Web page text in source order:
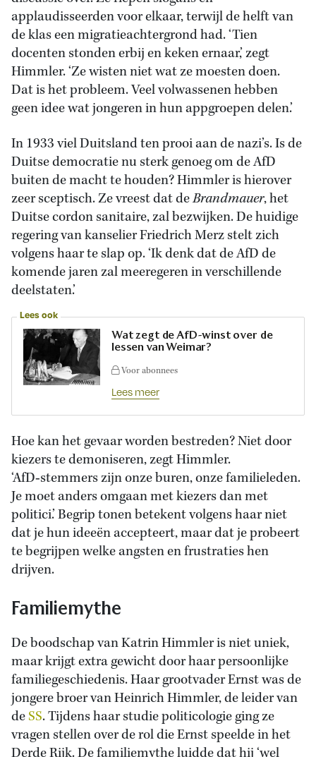
applaudisseerden voor elkaar, terwijl de helft van
de klas een migratieachtergrond had. ‘Tien
docenten stonden erbij en keken ernaar,’ zegt
Himmler. ‘Ze wisten niet wat ze moesten doen.
Dat is het probleem. Veel volwassenen hebben
geen idee wat jongeren in hun appgroepen delen.’
In 1933 viel Duitsland ten prooi aan de nazi’s. Is de
Duitse democratie nu sterk genoeg om de AfD
buiten de macht te houden? Himmler is hierover
zeer sceptisch. Ze vreest dat deBrandmauer, het
Duitse cordon sanitaire, zal bezwijken. De huidige
regering van kanselier Friedrich Merz stelt zich
volgens haar te slap op. ‘Ik denk dat de AfD de
komende jaren zal meeregeren in verschillende
deelstaten.’
Lees ook
Wat zegt de AfD-winst over de
lessen van Weimar?
Voor abonnees
Lees meer
Hoe kan het gevaar worden bestreden? Niet door
kiezers te demoniseren, zegt Himmler.
‘AfD‑stemmers zijn onze buren, onze familieleden.
Je moet anders omgaan met kiezers dan met
politici.’ Begrip tonen betekent volgens haar niet
dat je hun ideeën accepteert, maar dat je probeert
te begrijpen welke angsten en frustraties hen
drijven.
Familiemythe
De boodschap van Katrin Himmler is niet uniek,
maar krijgt extra gewicht door haar persoonlijke
familiegeschiedenis. Haar grootvader Ernst was de
jongere broer van Heinrich Himmler, de leider van
deSS. Tijdens haar studie politicologie ging ze
vragen stellen over de rol die Ernst speelde in het